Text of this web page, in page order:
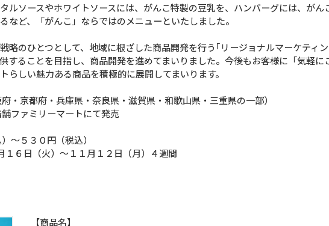
ルソースやホワイトソースには、がんこ特製の豆乳を、ハンバーグには、がん
など、「がんこ」ならではのメニューといたしました。
略のひとつとして、地域に根ざした商品開発を行う｢リージョナルマーケティ
することを目指し、商品開発を進めてまいりました。今後もお客様に「気軽
らしい魅力ある商品を積極的に展開してまいります。
・京都府・兵庫県・奈良県・滋賀県・和歌山県・三重県の一部）
リーマートにて発売
５３０円（税込）
１６日（火）〜１１月１２日（月）４週間
【商品名】